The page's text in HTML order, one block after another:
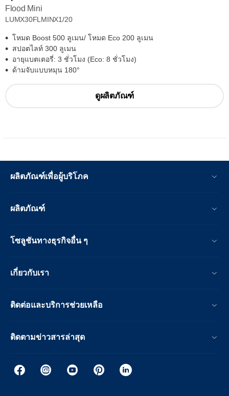
Flood Mini
LUMX30FLMINX1/20
โหมด Boost 500 ลูเมน/ โหมด Eco 200 ลูเมน
สปอตไลท์ 300 ลูเมน
อายุแบตเตอรี่: 3 ชั่วโมง (Eco: 8 ชั่วโมง)
ด้ามจับแบบหมุน 180°
ดูผลิตภัณฑ์
ผลิตภัณฑ์เพื่อผู้บริโภค
ผลิตภัณฑ์
โซลูชันทางธุรกิจอื่น ๆ
เกี่ยวกับเรา
ติดต่อและบริการช่วยเหลือ
ติดตามข่าวสารล่าสุด